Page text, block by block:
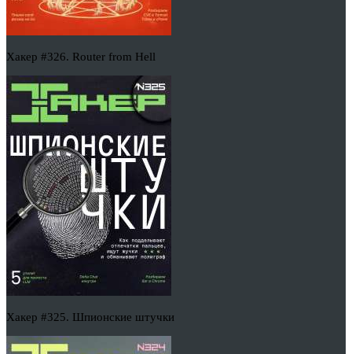
Хакер #326. Router from Hell
Хакер #325. Шпионские штучки